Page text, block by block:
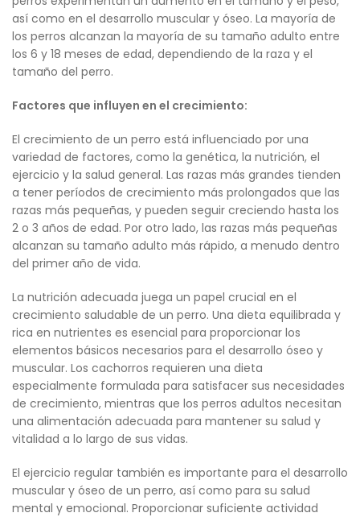
así como en el desarrollo muscular y óseo. La mayoría de
los perros alcanzan la mayoría de su tamaño adulto entre
los 6 y 18 meses de edad, dependiendo de la raza y el
tamaño del perro.
Factores que influyen en el crecimiento:
El crecimiento de un perro está influenciado por una
variedad de factores, como la genética, la nutrición, el
ejercicio y la salud general. Las razas más grandes tienden
a tener períodos de crecimiento más prolongados que las
razas más pequeñas, y pueden seguir creciendo hasta los
2 o 3 años de edad. Por otro lado, las razas más pequeñas
alcanzan su tamaño adulto más rápido, a menudo dentro
del primer año de vida.
La nutrición adecuada juega un papel crucial en el
crecimiento saludable de un perro. Una dieta equilibrada y
rica en nutrientes es esencial para proporcionar los
elementos básicos necesarios para el desarrollo óseo y
muscular. Los cachorros requieren una dieta
especialmente formulada para satisfacer sus necesidades
de crecimiento, mientras que los perros adultos necesitan
una alimentación adecuada para mantener su salud y
vitalidad a lo largo de sus vidas.
El ejercicio regular también es importante para el desarrollo
muscular y óseo de un perro, así como para su salud
mental y emocional. Proporcionar suficiente actividad